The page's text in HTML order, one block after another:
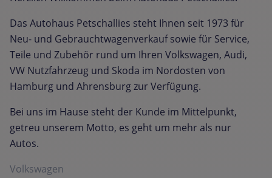
Das Autohaus Petschallies steht Ihnen seit 1973 für
Neu- und Gebrauchtwagenverkauf sowie für Service,
Teile und Zubehör rund um Ihren Volkswagen, Audi,
VW Nutzfahrzeug und Skoda im Nordosten von
Hamburg und Ahrensburg zur Verfügung.
Bei uns im Hause steht der Kunde im Mittelpunkt,
getreu unserem Motto, es geht um mehr als nur
Autos.
Volkswagen